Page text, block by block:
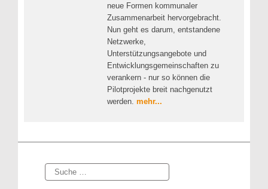
neue Formen kommunaler
Zusammenarbeit hervorgebracht.
Nun geht es darum, entstandene
Netzwerke,
Unterstützungsangebote und
Entwicklungsgemeinschaften zu
verankern - nur so können die
Pilotprojekte breit nachgenutzt
werden. mehr...
Suche